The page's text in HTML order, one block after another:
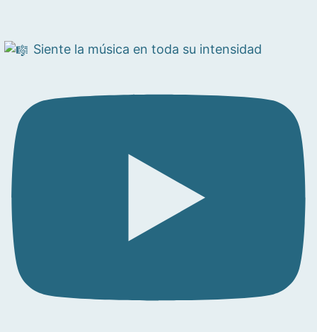
Siente la música en toda su intensidad